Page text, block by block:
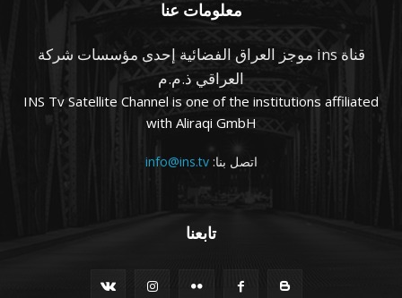
معلومات عنا
قناة ins موجز العراق الفضائية إحدى مؤسسات شركة
العراقي ذ.م.م
INS Tv Satellite Channel is one of the institutions affiliated
with Aliraqi GmbH
اتصل بنا:info@ins.tv
تابعنا